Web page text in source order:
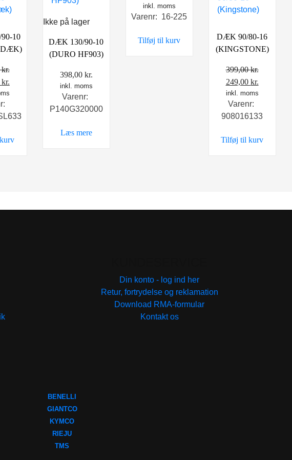
10
kr.
kr.
aktuelle
er:
Ikke på lager
DÆK 130/90-10
(DURO HF903)
398,00 kr.
inkl. moms
Varenr:
P140G320000
Læs mere
inkl. moms
Varenr: 16-225
Tilføj til kurv
DÆK 90/80-16
(KINGSTONE)
399,00kr.
Den
oprindelige
pris
var:
249,00 kr.
aktuelle
er:
inkl. moms
Varenr:
908016133
Tilføj til kurv
Din konto - log ind her
Retur, fortrydelse og reklamation
Download RMA-formular
Kontakt os
BENELLI
GIANTCO
KYMCO
RIEJU
TMS